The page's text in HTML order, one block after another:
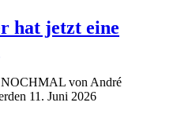
hat jetzt eine
von André
11. Juni 2026